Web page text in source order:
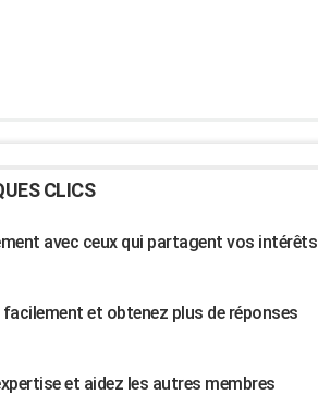
CLICS
avec ceux qui partagent vos intérêts
et obtenez plus de réponses
et aidez les autres membres